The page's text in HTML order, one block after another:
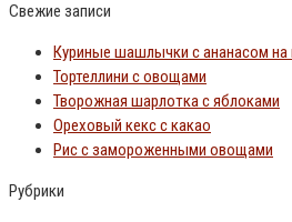
Свежие записи
Куриные шашлычки с ананасом на
Тортеллини с овощами
Творожная шарлотка с яблоками
Ореховый кекс с какао
Рис с замороженными овощами
Рубрики